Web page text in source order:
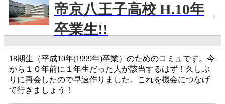
帝京八王子高校 H.10年
卒業生!!
18期生（平成10年(1999年)卒業）のためのコミュです。今
から１０年前に１年生だった人が該当するはず！久しぶ
りに再会したので早速作りました。これを機会につなげ
て行きましょう！